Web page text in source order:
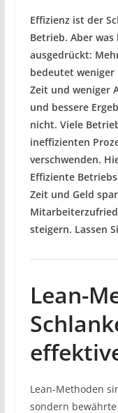
Effizienz ist der
Betrieb. Aber was
ausgedrückt:
bedeutet weniger
Zeit und weniger
und bessere
nicht. Viele
ineffizienten
verschwenden.
Effiziente
Zeit und Geld
steigern. Lassen
Lean-
Lean-Methoden
sondern